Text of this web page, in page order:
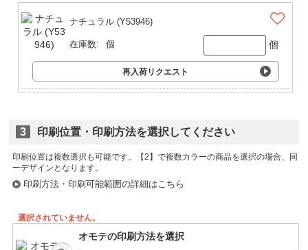
ナチュラル (Y53946)
在庫数: 個 個
再入荷リクエスト
3 印刷位置・印刷方法を選択してください
印刷位置は複数選択も可能です。
印刷方法・印刷可能範囲の詳細はこちら
選択されていません。
オモテの印刷方法を選択